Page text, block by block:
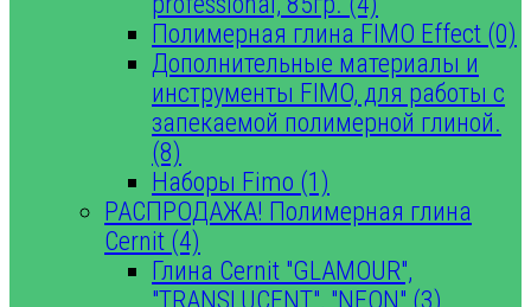
Полимерная глина FIMO Effect (0)
Дополнительные материалы и
инструменты FIMO, для работы с
запекаемой полимерной глиной.
(8)
Наборы Fimo (1)
РАСПРОДАЖА! Полимерная глина
Cernit (4)
Глина Cernit "GLAMOUR",
"TRANSLUCENT", "NEON" (3)